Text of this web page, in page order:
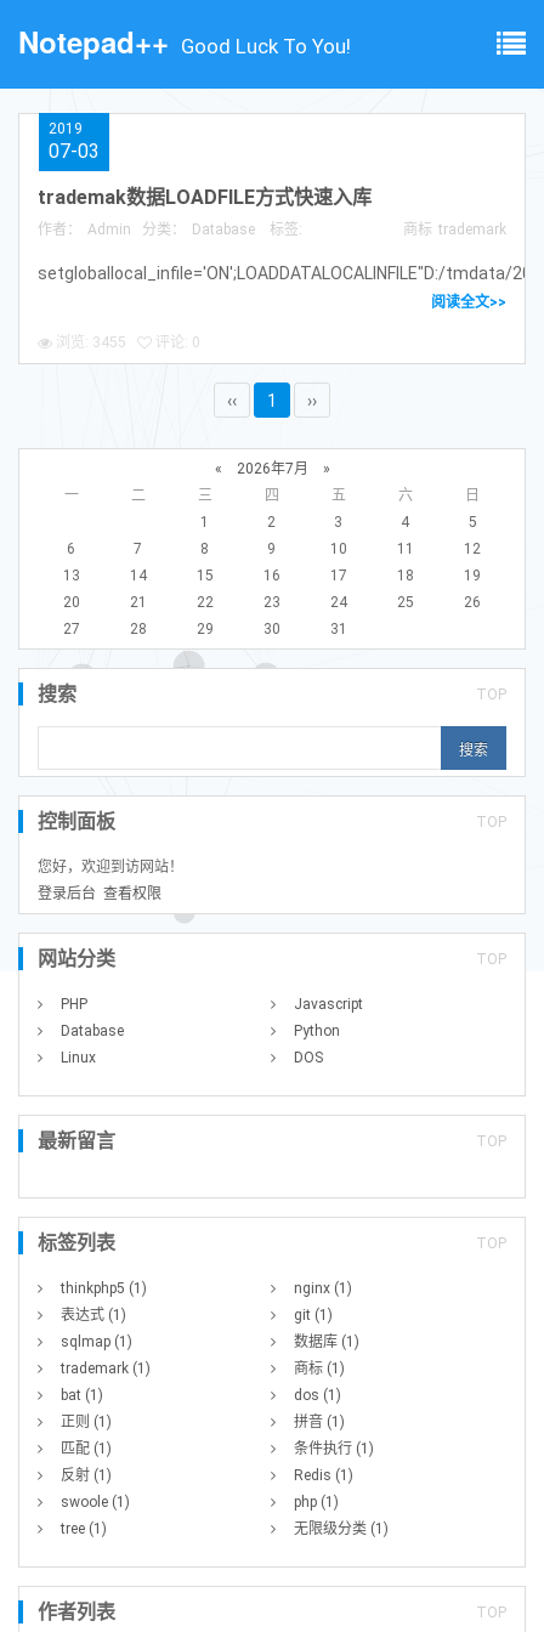
Notepad++ Good Luck To You!
trademak数据LOADFILE方式快速入库
作者： Admin 分类： Database 标签: trademark
商标
2019
07-03
setgloballocal_infile='ON';LOADDATALOCALINFILE"D:/tmdata/
阅读全文>>
浏览: 3455 评论: 0
‹‹ 1 ››
« 2026年7月
»
一
二 三 四 五 六
日
1
2 3 4
5
6
7 8 9 10 11
12
13
14 15 16 17 18
19
20
21 22 23 24 25
26
27
28 29 30 31
TOP
搜索
TOP
控制面板
您好，欢迎到访网站！
登录后台 查看权限
TOP
网站分类
PHP
Javascript
Database
Python
Linux
DOS
TOP
最新留言
TOP
标签列表
thinkphp5 (1) nginx (1)
表达式 (1) git (1)
sqlmap (1) 数据库 (1)
trademark (1) 商标 (1)
bat (1) dos (1)
正则 (1) 拼音 (1)
匹配 (1) 条件执行 (1)
反射 (1) Redis (1)
swoole (1) php (1)
tree (1) 无限级分类 (1)
TOP
作者列表